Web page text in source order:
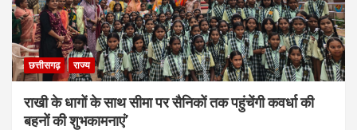
छत्तीसगढ़ राज्य
राखी के धागों के साथ सीमा पर सैनिकों तक पहुंचेंगी कवर्धा की
बहनों की शुभकामनाएं’